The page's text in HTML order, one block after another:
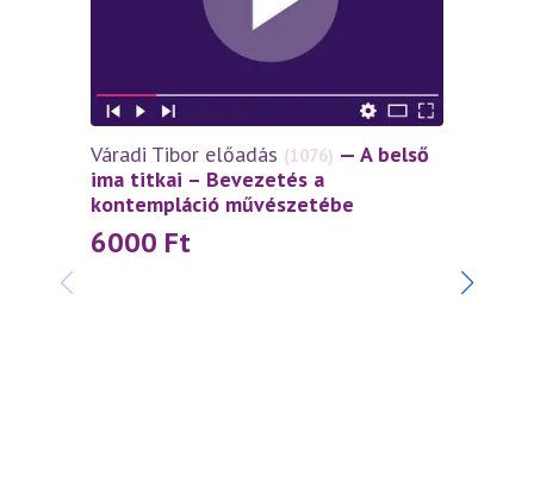
Váradi Tibor előadás (1076) — A belső
ima titkai – Bevezetés a
kontempláció művészetébe
6000 Ft